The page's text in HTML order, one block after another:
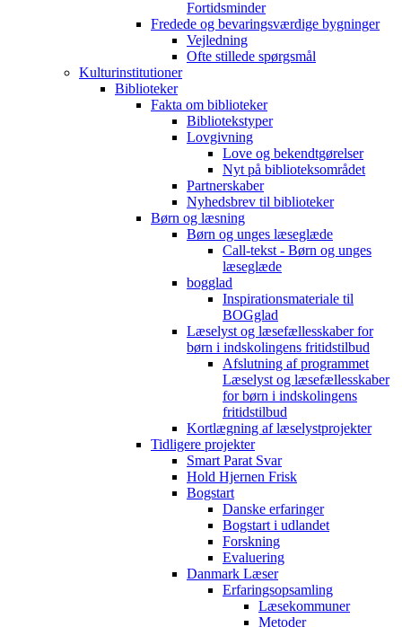
Fortidsminder
Fredede og bevaringsværdige bygninger
Vejledning
Ofte stillede spørgsmål
Kulturinstitutioner
Biblioteker
Fakta om biblioteker
Bibliotekstyper
Lovgivning
Love og bekendtgørelser
Nyt på biblioteksområdet
Partnerskaber
Nyhedsbrev til biblioteker
Børn og læsning
Børn og unges læseglæde
Call-tekst - Børn og unges
læseglæde
bogglad
Inspirationsmateriale til
BOGglad
Læselyst og læsefællesskaber for
børn i indskolingens fritidstilbud
Afslutning af programmet
Læselyst og læsefællesskaber
for børn i indskolingens
fritidstilbud
Kortlægning af læselystprojekter
Tidligere projekter
Smart Parat Svar
Hold Hjernen Frisk
Bogstart
Danske erfaringer
Bogstart i udlandet
Forskning
Evaluering
Danmark Læser
Erfaringsopsamling
Læsekommuner
Metoder